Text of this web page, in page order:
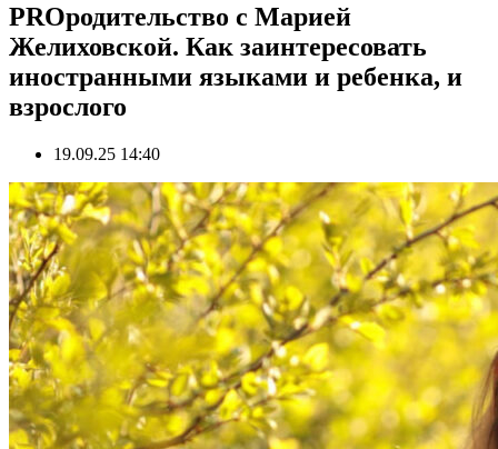
PROродительство с Марией
Желиховской. Как заинтересовать
иностранными языками и ребенка, и
взрослого
19.09.25 14:40